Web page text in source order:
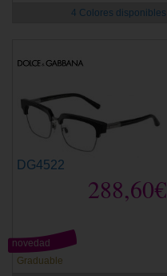
4 Colores disponibles
DG4522
288,60€
Graduable
novedad